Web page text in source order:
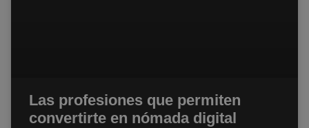
Las profesiones que permiten
convertirte en nómada digital